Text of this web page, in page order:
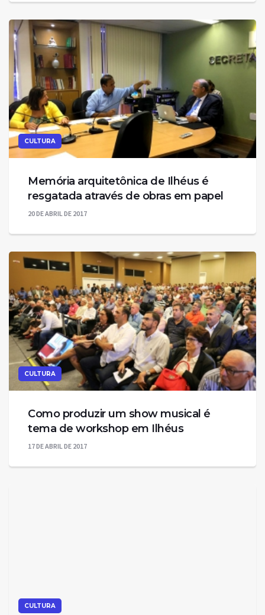
CULTURA
Memória arquitetônica de Ilhéus é
resgatada através de obras em papel
20 DE ABRIL DE 2017
CULTURA
Como produzir um show musical é
tema de workshop em Ilhéus
17 DE ABRIL DE 2017
CULTURA